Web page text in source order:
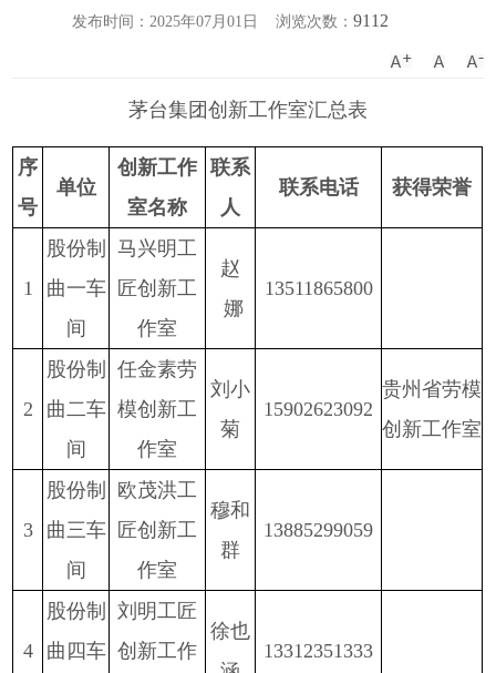
发布时间：2025年07月01日 浏览次数： 9112
茅台集团创新工作室汇总表
序
号
单位
创新工作
室名称
联系
人
联系电话 获得荣誉
1
股份制
曲一车
间
马兴明工
匠创新工
作室
赵
娜
13511865800
2
股份制
曲二车
间
任金素劳
模创新工
作室
刘小
菊
15902623092
贵州省劳模
创新工作室
3
股份制
曲三车
间
欧茂洪工
匠创新工
作室
穆和
群
13885299059
4
股份制
曲四车
刘明工匠
创新工作
徐也
13312351333